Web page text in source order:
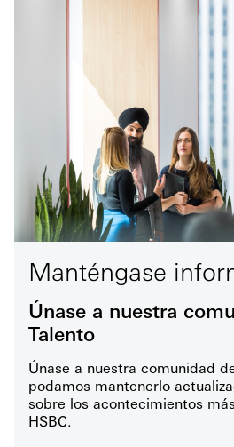
Manténgase
Únase a nuestra
Talento
Únase a nuestra comunidad
podamos mantenerlo
sobre los acontecimientos
HSBC.